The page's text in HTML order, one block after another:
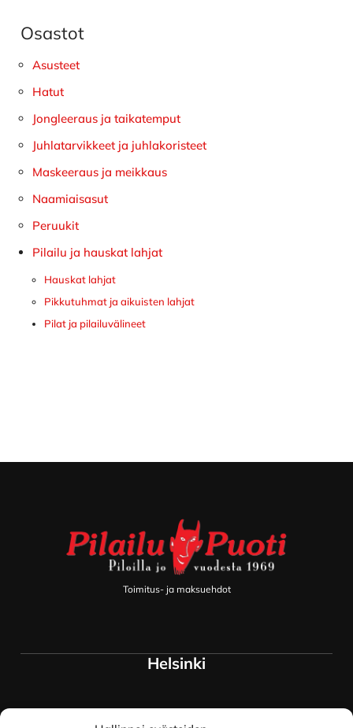
Ensisijainen
sivupalkki
Osastot
Asusteet
Hatut
Jongleeraus ja taikatemput
Juhlatarvikkeet ja juhlakoristeet
Maskeeraus ja meikkaus
Naamiaisasut
Peruukit
Pilailu ja hauskat lahjat
Hauskat lahjat
Pikkutuhmat ja aikuisten lahjat
Pilat ja pilailuvälineet
Toimitus- ja maksuehdot
Helsinki
Myymälä ja keskusvarasto